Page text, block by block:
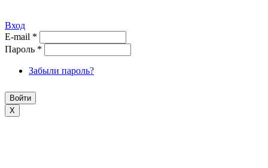
Вход
E-mail *
Пароль *
Забыли пароль?
X